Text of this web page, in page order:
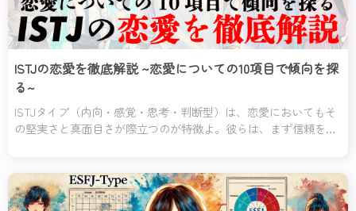
ISTJの恋愛を徹底解説 ~恋愛についての10項目で傾向を探
る~
ISTJタイプ（内向・感覚・思考・判断型）は、恋愛においてもそ
の堅実さと真面目さが際立つのが特徴よ。彼らは、まず信頼を築